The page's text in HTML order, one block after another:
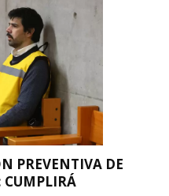
PREVENTIVA DE
CUMPLIRÁ